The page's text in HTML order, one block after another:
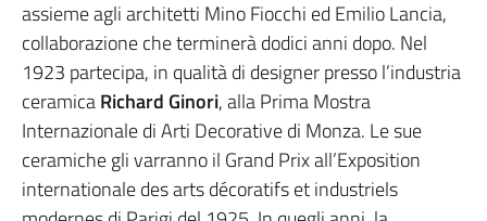
assieme agli architetti Mino Fiocchi ed Emilio Lancia,
collaborazione che terminerà dodici anni dopo. Nel
1923 partecipa, in qualità di designer presso l’industria
ceramicaRichard Ginori, alla Prima Mostra
Internazionale di Arti Decorative di Monza. Le sue
ceramiche gli varranno il Grand Prix all’Exposition
internationale des arts décoratifs et industriels